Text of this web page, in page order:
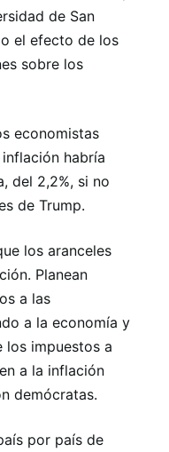
de San
el efecto de los
sobre los
economistas
habría
del 2,2%, si no
de Trump.
los aranceles
Planean
a las
a la economía y
los impuestos a
a la inflación
demócratas.
por país de